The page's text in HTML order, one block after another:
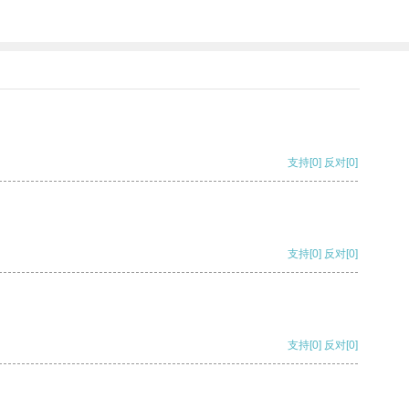
支持[0] 反对[0]
支持[0] 反对[0]
支持[0] 反对[0]